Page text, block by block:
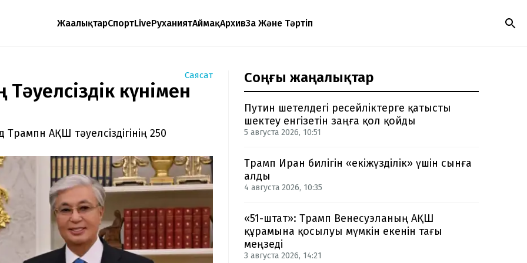
ЖаңалықтарСпортLiveРуханиятАймақАрхивЗаң Және Тәртіп
Саясат
күнімен
АҚШ тәуелсіздігінің 250
Соңғы жаңалықтар
Путин шетелдегі ресейліктерге қатысты
шектеу енгізетін заңға қол қойды
5 августа 2026, 10:51
Трамп Иран билігін «екіжүзділік» үшін сынға
алды
4 августа 2026, 10:35
«51-штат»: Трамп Венесуэланың АҚШ
құрамына қосылуы мүмкін екенін тағы
меңзеді
3 августа 2026, 14:21